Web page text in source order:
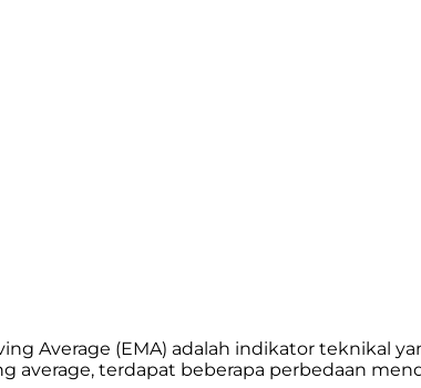
Average (EMA) adalah indikator teknikal
terdapat beberapa perbedaan